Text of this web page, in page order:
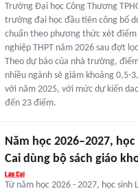
Trường Đại học Công Thương
trường đại học đầu tiên công bố
chuẩn theo phương thức xét
nghiệp THPT năm 2026 sau đợt
Theo dự báo của nhà trường,
nhiều ngành sẽ giảm khoảng 0,5-
với năm 2025, với mức dự kiến
đến 23 điểm.
Năm học 2026–2027, học
Cai dùng bộ sách giáo
Từ năm học 2026 - 2027, học sinh